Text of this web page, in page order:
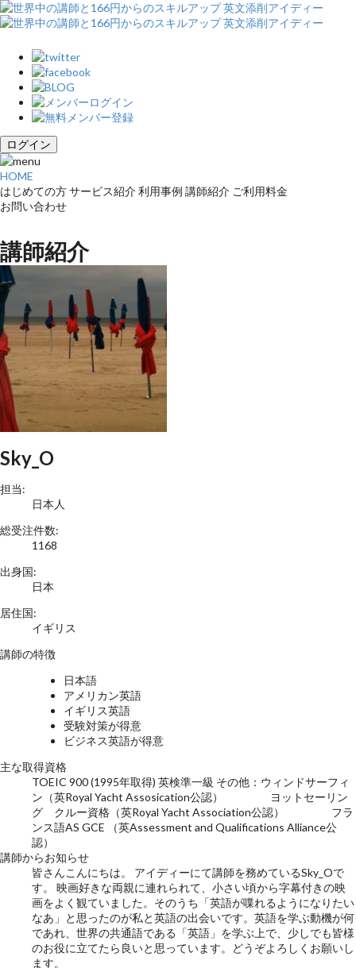
ログイン
HOME
はじめての方サービス紹介 利用事例 講師紹介 ご利用料金
お問い合わせ
講師紹介
Sky_O
担当:
日本人
総受注件数:
1168
出身国:
日本
居住国:
イギリス
講師の特徴
日本語
アメリカン英語
イギリス英語
受験対策が得意
ビジネス英語が得意
主な取得資格
TOEIC 900 (1995年取得) 英検準一級 その他：ウィンドサーフィ
ン（英Royal Yacht Assosication公認） ヨットセーリン
グ クルー資格（英Royal Yacht Association公認） フラ
ンス語AS GCE （英Assessment and Qualifications Alliance公
認）
講師からお知らせ
皆さんこんにちは。 アイディーにて講師を務めているSky_Oで
す。 映画好きな両親に連れられて、小さい頃から字幕付きの映
画をよく観ていました。そのうち「英語が喋れるようになりたい
なあ」と思ったのが私と英語の出会いです。英語を学ぶ動機が何
であれ、世界の共通語である「英語」を学ぶ上で、少しでも皆様
のお役に立てたら良いと思っています。どうぞよろしくお願いし
ます。